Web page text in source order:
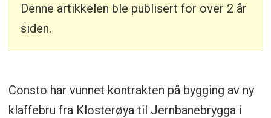
Denne artikkelen ble publisert for over 2 år
siden.
Consto har vunnet kontrakten på bygging av ny
klaffebru fra Klosterøya til Jernbanebrygga i